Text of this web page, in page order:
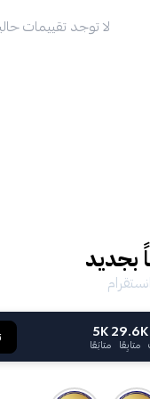
لا توجد تقييمات
بجديد
29.6K
متابِعًا
5K
متابَعًا